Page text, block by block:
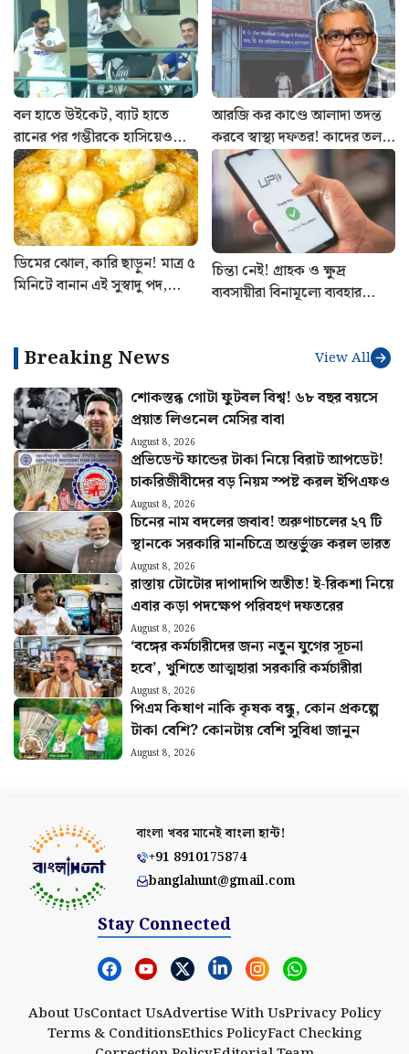
বল হাতে উইকেট, ব্যাট হাতে
রানের পর গম্ভীরকে হাসিয়েও
দেখালেন জাদেজা! স্বস্তিতে
ভারতীয় দল
আরজি কর কাণ্ডে আলাদা তদন্ত
করবে স্বাস্থ্য দফতর! কাদের তলব
করা হবে? জানালেন স্বাস্থ্যমন্ত্রী
ডিমের ঝোল, কারি ছাড়ুন! মাত্র ৫
মিনিটে বানান এই সুস্বাদু পদ,
চিন্তা নেই! গ্রাহক ও ক্ষুদ্র
ব্যবসায়ীরা বিনামূল্যে ব্যবহার
Breaking News View All
শোকস্তব্ধ গোটা ফুটবল বিশ্ব! ৬৮ বছর বয়সে
প্রয়াত লিওনেল মেসির বাবা
August 8, 2026
প্রভিডেন্ট ফান্ডের টাকা নিয়ে বিরাট আপডেট!
চাকরিজীবীদের বড় নিয়ম স্পষ্ট করল ইপিএফও
August 8, 2026
চিনের নাম বদলের জবাব! অরুণাচলের ২৭ টি
স্থানকে সরকারি মানচিত্রে অন্তর্ভুক্ত করল ভারত
August 8, 2026
রাস্তায় টোটোর দাপাদাপি অতীত! ই-রিকশা নিয়ে
এবার কড়া পদক্ষেপ পরিবহণ দফতরের
August 8, 2026
‘বঙ্গের কর্মচারীদের জন্য নতুন যুগের সূচনা
হবে’, খুশিতে আত্মহারা সরকারি কর্মচারীরা
August 8, 2026
পিএম কিষাণ নাকি কৃষক বন্ধু, কোন প্রকল্পে
টাকা বেশি? কোনটায় বেশি সুবিধা জানুন
August 8, 2026
বাংলা খবর মানেইবাংলা হান্ট!
+91 8910175874
banglahunt@gmail.com
Stay Connected
About UsContact UsAdvertise With UsPrivacy Policy
Terms & ConditionsEthics PolicyFact Checking